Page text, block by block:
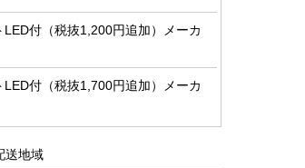
付（税抜1,200円追加）メーカ
付（税抜1,700円追加）メーカ
送地域